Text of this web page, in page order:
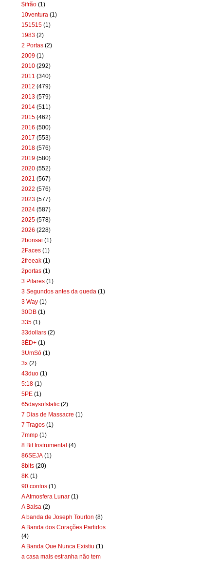
$ifrão (1)
10ventura (1)
151515 (1)
1983 (2)
2 Portas (2)
2009 (1)
2010 (292)
2011 (340)
2012 (479)
2013 (579)
2014 (511)
2015 (462)
2016 (500)
2017 (553)
2018 (576)
2019 (580)
2020 (552)
2021 (567)
2022 (576)
2023 (577)
2024 (587)
2025 (578)
2026 (228)
2bonsai (1)
2Faces (1)
2freeak (1)
2portas (1)
3 Pilares (1)
3 Segundos antes da queda (1)
3 Way (1)
30DB (1)
335 (1)
33dollars (2)
3ÉD+ (1)
3UmSó (1)
3x (2)
43duo (1)
5:18 (1)
5PE (1)
65daysofstatic (2)
7 Dias de Massacre (1)
7 Tragos (1)
7mmp (1)
8 Bit Instrumental (4)
86SEJA (1)
8bits (20)
8K (1)
90 contos (1)
A Atmosfera Lunar (1)
A Balsa (2)
A banda de Joseph Tourton (8)
A Banda dos Corações Partidos
(4)
A Banda Que Nunca Existiu (1)
a casa mais estranha não tem